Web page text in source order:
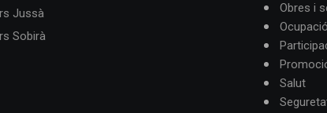
Jussà
Sobirà
Obres i
Salut